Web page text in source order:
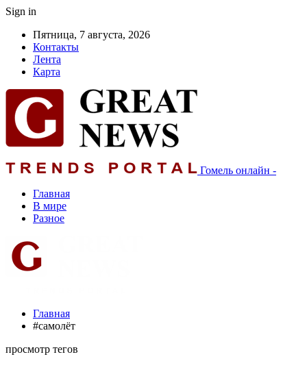
Sign in
Пятница, 7 августа, 2026
Контакты
Лента
Карта
Гомель онлайн -
Главная
В мире
Разное
Главная
#самолёт
просмотр тегов